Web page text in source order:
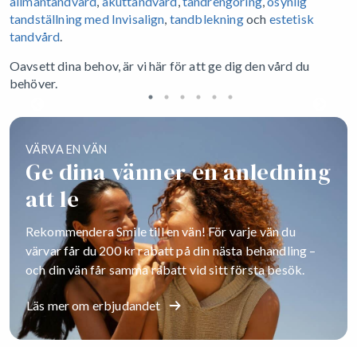
tandställning med Invisalign, tandblekningoch estetisk
tandvård.
Oavsett dina behov, är vi här för att ge dig den vård du
behöver.
VÄRVA EN VÄN
Ge dina vänner en anledning
att le
Rekommendera Smile till en vän! För varje vän du
värvar får du 200 kr rabatt på din nästa behandling –
och din vän får samma rabatt vid sitt första besök.
Läs mer om erbjudandet